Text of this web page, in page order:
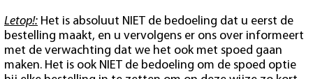
Letop!: Het is absoluut NIET de bedoeling dat u eerst de
bestelling maakt, en u vervolgens er ons over informeert
met de verwachting dat we het ook met spoed gaan
maken. Het is ook NIET de bedoeling om de spoed optie